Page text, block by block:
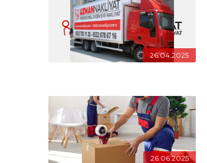
26.04.2025
26.06.2025